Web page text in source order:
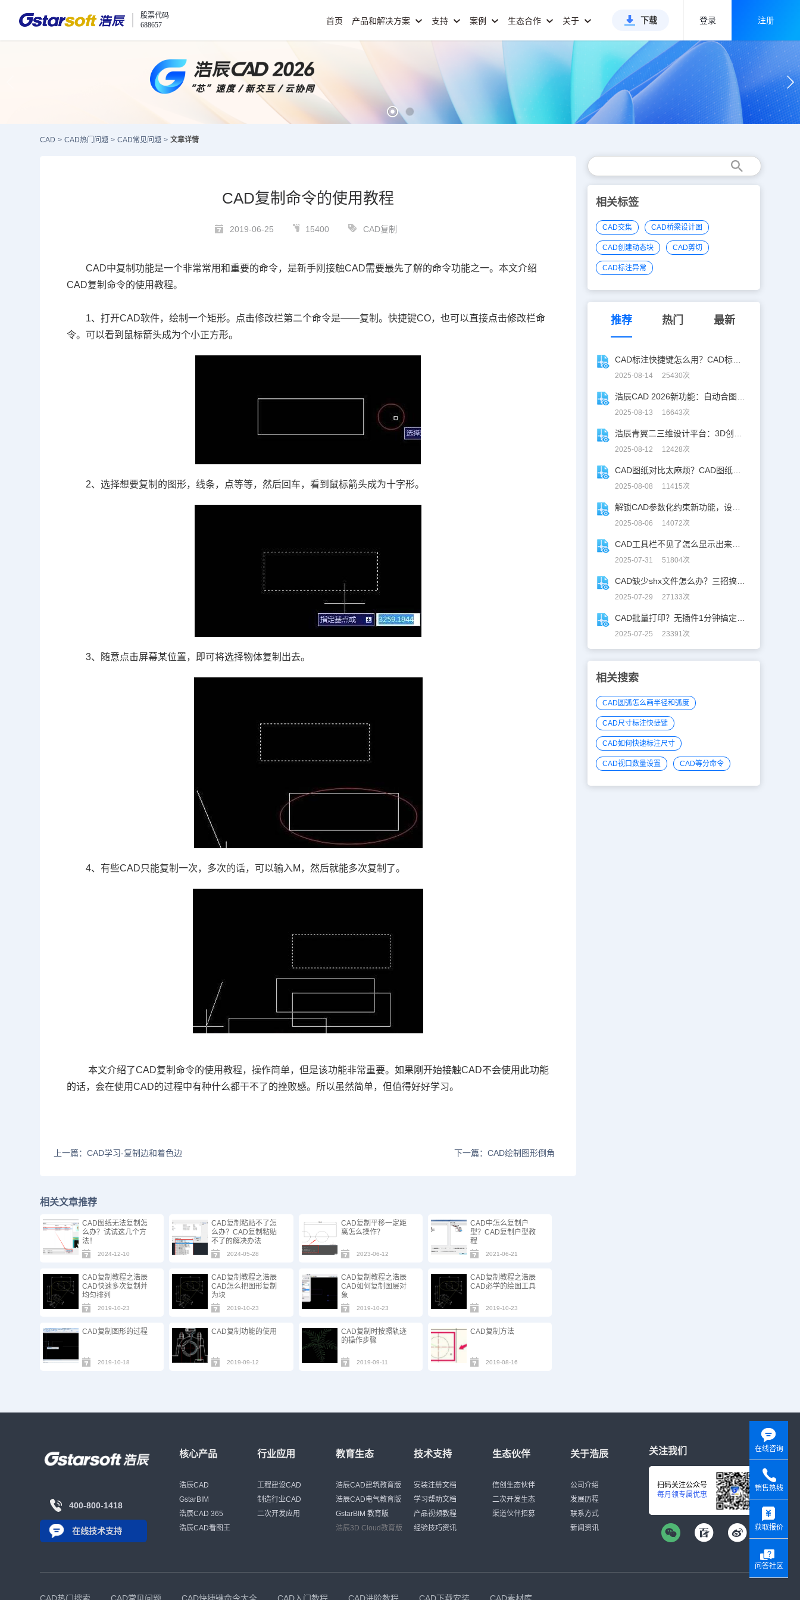
股票代码
688657
首页 产品和解决方案 支持 案例 生态合作 关于 下载 登录 注册
CAD > CAD热门问题 > CAD常见问题 > 文章详情
CAD复制命令的使用教程
2019-06-25 15400 CAD复制
CAD中复制功能是一个非常常用和重要的命令，是新手刚接触CAD需要最先了解的命令功能之一。本文介绍
CAD复制命令的使用教程。
1、打开CAD软件，绘制一个矩形。点击修改栏第二个命令是——复制。快捷键CO，也可以直接点击修改栏命
令。可以看到鼠标箭头成为个小正方形。
2、选择想要复制的图形，线条，点等等，然后回车，看到鼠标箭头成为十字形。
3、随意点击屏幕某位置，即可将选择物体复制出去。
4、有些CAD只能复制一次，多次的话，可以输入M，然后就能多次复制了。
本文介绍了CAD复制命令的使用教程，操作简单，但是该功能非常重要。如果刚开始接触CAD不会使用此功能
的话，会在使用CAD的过程中有种什么都干不了的挫败感。所以虽然简单，但值得好好学习。
上一篇：CAD学习-复制边和着色边 下一篇：CAD绘制图形倒角
相关文章推荐
CAD图纸无法复制怎
么办？试试这几个方
法！
2024-12-10
CAD复制粘贴不了怎
么办？CAD复制粘贴
不了的解决办法
2024-05-28
CAD复制平移一定距
离怎么操作？
2023-06-12
CAD中怎么复制户
型？CAD复制户型教
程
2021-06-21
CAD复制教程之浩辰
CAD快速多次复制并
均匀排列
2019-10-23
CAD复制教程之浩辰
CAD怎么把图形复制
为块
2019-10-23
CAD复制教程之浩辰
CAD如何复制图层对
象
2019-10-23
CAD复制教程之浩辰
CAD必学的绘图工具
2019-10-23
CAD复制图形的过程
2019-10-18
CAD复制功能的使用
2019-09-12
CAD复制时按照轨迹
的操作步骤
2019-09-11
CAD复制方法
2019-08-16
相关标签
CAD交集 CAD桥梁设计图
CAD创建动态块 CAD剪切
CAD标注异常
推荐 热门 最新
2025-08-14 25430次
2025-08-13 16643次
2025-08-12 12428次
2025-08-08 11415次
2025-08-06 14072次
2025-07-31 51804次
2025-07-29 27133次
2025-07-25 23391次
相关搜索
CAD圆弧怎么画半径和弧度
CAD尺寸标注快捷键
CAD如何快速标注尺寸
CAD视口数量设置 CAD等分命令
400-800-1418
在线技术支持
核心产品
浩辰CAD
GstarBIM
浩辰CAD 365
浩辰CAD看图王
行业应用
工程建设CAD
制造行业CAD
二次开发应用
教育生态
浩辰CAD建筑教育版
浩辰CAD电气教育版
GstarBIM 教育版
浩辰3D Cloud教育版
技术支持
安装注册文档
学习帮助文档
产品视频教程
经验技巧资讯
生态伙伴
信创生态伙伴
二次开发生态
渠道伙伴招募
关于浩辰
公司介绍
发展历程
联系方式
新闻资讯
关注我们
扫码关注公众号
每月领专属优惠
在线咨询
销售热线
获取报价
问答社区